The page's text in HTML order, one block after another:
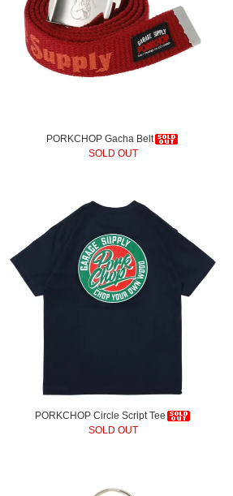
PORKCHOP Gacha Belt
SOLD OUT
PORKCHOP Circle Script Tee
SOLD OUT